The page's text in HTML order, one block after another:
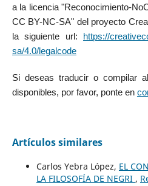
a la licencia "Reconocimiento-
CC BY-NC-SA" del proyecto
la siguiente url:
https://
sa/4.0/legalcode
Si deseas traducir o compilar
disponibles, por favor, ponte en
Artículos similares
Carlos Yebra López, EL
LA FILOSOFÍA DE NEGRI ,